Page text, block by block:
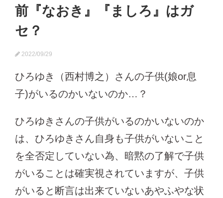
前『なおき』『ましろ』はガ
セ？
2022/09/29
ひろゆき（西村博之）さんの子供(娘or息
子)がいるのかいないのか…？
ひろゆきさんの子供がいるのかいないのか
は、ひろゆきさん自身も子供がいないこと
を全否定していない為、暗黙の了解で子供
がいることは確実視されていますが、子供
がいると断言は出来ていないあやふやな状